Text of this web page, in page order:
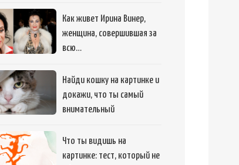
Как живет Ирина Винер,
женщина, совершившая за
всю…
Найди кошку на картинке и
докажи, что ты самый
внимательный
Что ты видишь на
картинке: тест, который не